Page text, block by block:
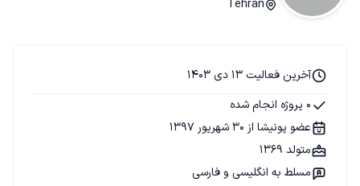
Tehran
آخرین فعالیت 13 دی 1403
0 پروژه انجام شده
عضو پونیشا از 30 شهریور 1397
متولد 1369
مسلط به انگلیسی و فارسی